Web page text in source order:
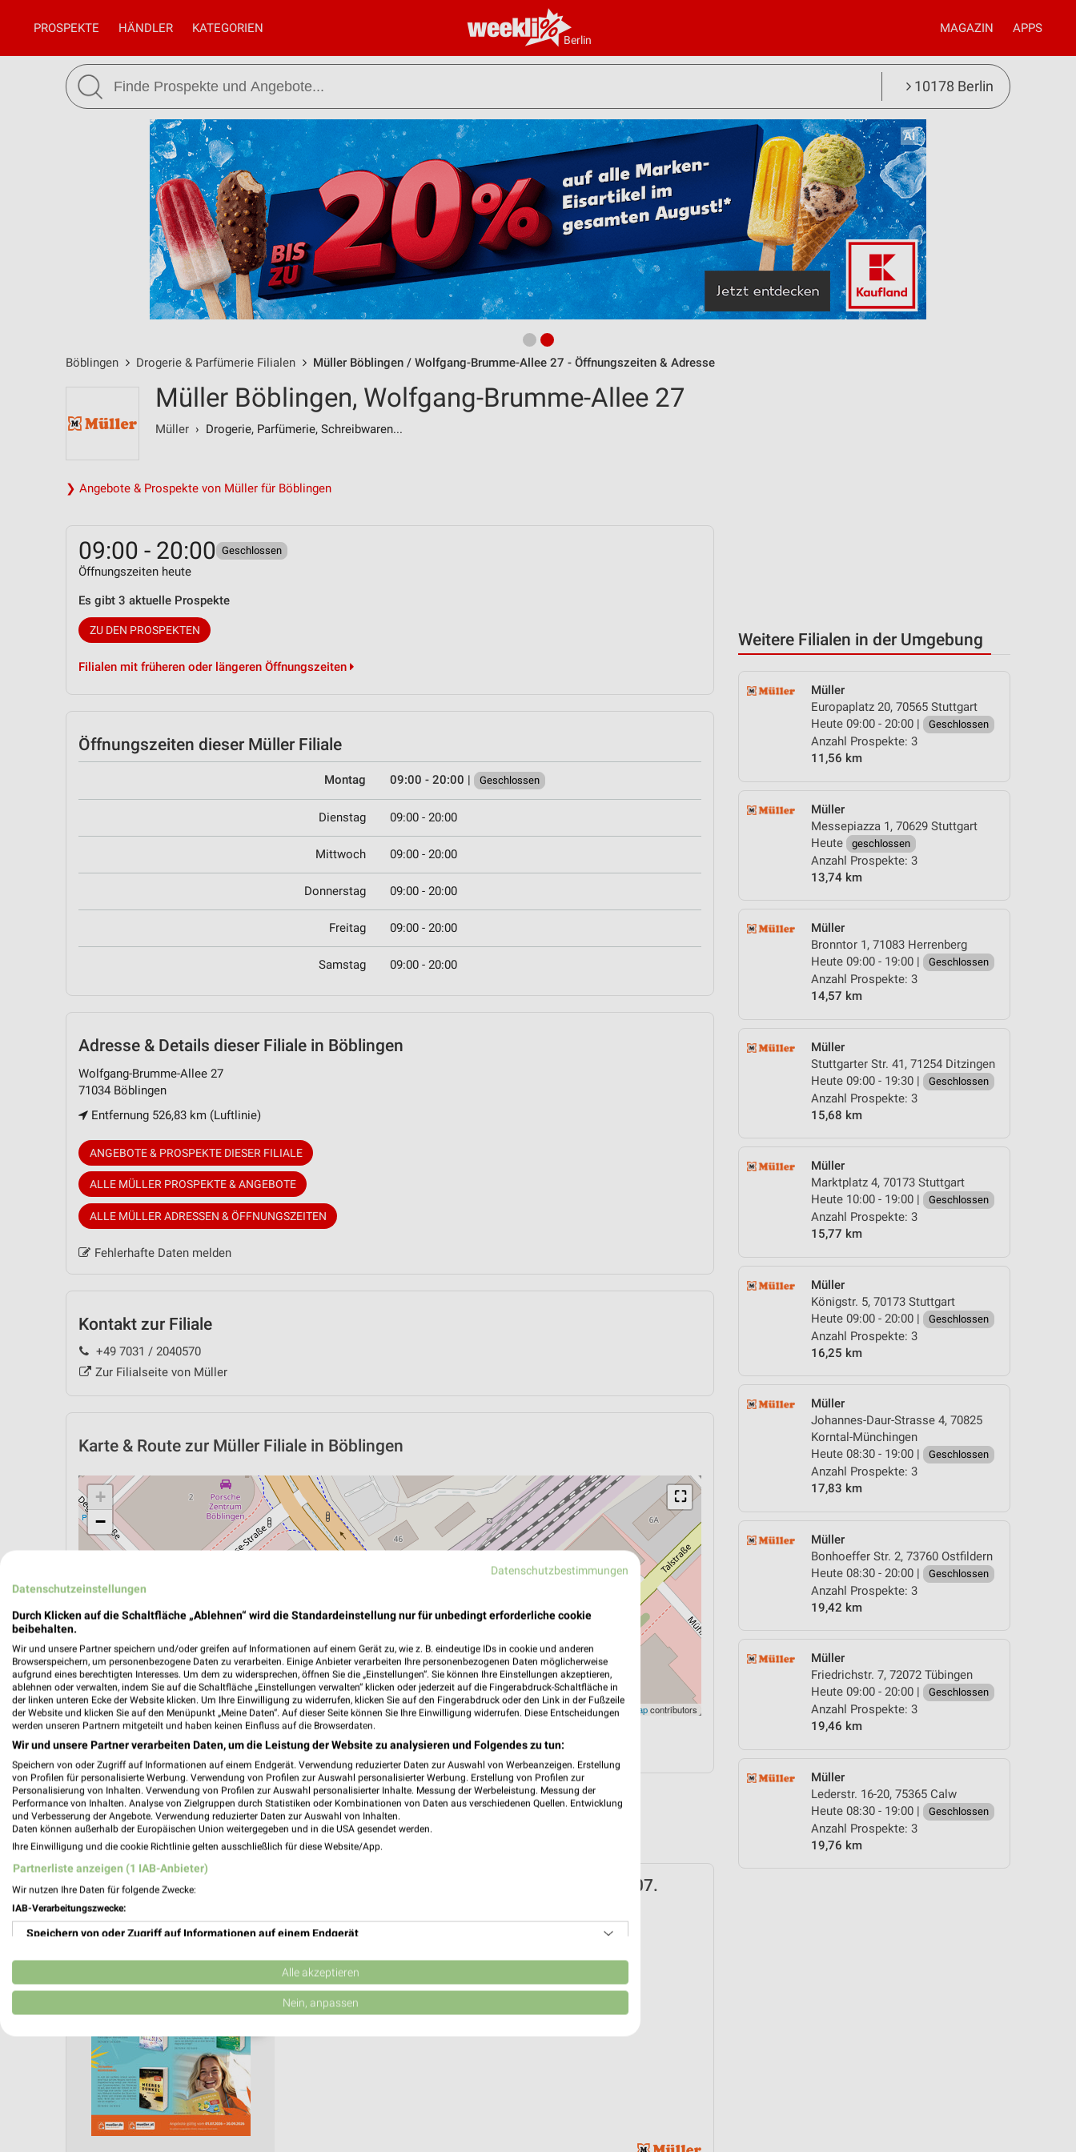
Berlin
PROSPEKTE HÄNDLER KATEGORIEN MAGAZIN APPS
10178 Berlin
Böblingen Drogerie & Parfümerie Filialen Müller Böblingen / Wolfgang-Brumme-Allee 27 - Öffnungszeiten & Adresse
Weitere Filialen in der Umgebung
Müller
Europaplatz 20, 70565 Stuttgart
Heute 09:00 - 20:00 |
Geschlossen
Anzahl Prospekte: 3
11,56 km
Müller
Messepiazza 1, 70629 Stuttgart
Heute
geschlossen
Anzahl Prospekte: 3
13,74 km
Müller
Bronntor 1, 71083 Herrenberg
Heute 09:00 - 19:00 |
Geschlossen
Anzahl Prospekte: 3
14,57 km
Müller
Stuttgarter Str. 41, 71254 Ditzingen
Heute 09:00 - 19:30 |
Geschlossen
Anzahl Prospekte: 3
15,68 km
Müller
Marktplatz 4, 70173 Stuttgart
Heute 10:00 - 19:00 |
Geschlossen
Anzahl Prospekte: 3
15,77 km
Müller
Königstr. 5, 70173 Stuttgart
Heute 09:00 - 20:00 |
Geschlossen
Anzahl Prospekte: 3
16,25 km
Müller
Johannes-Daur-Strasse 4, 70825
Korntal-Münchingen
Heute 08:30 - 19:00 |
Geschlossen
Anzahl Prospekte: 3
17,83 km
Müller
Bonhoeffer Str. 2, 73760 Ostfildern
Heute 08:30 - 20:00 |
Geschlossen
Anzahl Prospekte: 3
19,42 km
Müller
Friedrichstr. 7, 72072 Tübingen
Heute 09:00 - 20:00 |
Geschlossen
Anzahl Prospekte: 3
19,46 km
Müller
Lederstr. 16-20, 75365 Calw
Heute 08:30 - 19:00 |
Geschlossen
Anzahl Prospekte: 3
19,76 km
Müller Böblingen, Wolfgang-Brumme-Allee 27
Müller › Drogerie, Parfümerie, Schreibwaren...
❯ Angebote & Prospekte von Müller für Böblingen
09:00 - 20:00 Geschlossen
Öffnungszeiten heute
Es gibt 3 aktuelle Prospekte
ZU DEN PROSPEKTEN
Filialen mit früheren oder längeren Öffnungszeiten
Öffnungszeiten dieser Müller Filiale
Montag 09:00 - 20:00 | Geschlossen
Dienstag 09:00 - 20:00
Mittwoch 09:00 - 20:00
Donnerstag 09:00 - 20:00
Freitag 09:00 - 20:00
Samstag 09:00 - 20:00
Adresse & Details dieser Filiale in Böblingen
Wolfgang-Brumme-Allee 27
71034 Böblingen
Entfernung 526,83 km (Luftlinie)
ANGEBOTE & PROSPEKTE DIESER FILIALE
ALLE MÜLLER PROSPEKTE & ANGEBOTE
ALLE MÜLLER ADRESSEN & ÖFFNUNGSZEITEN
Fehlerhafte Daten melden
Kontakt zur Filiale
+49 7031 / 2040570
Zur Filialseite von Müller
Karte & Route zur Müller Filiale in Böblingen
⛶
+
−
Leaflet|©OpenStreetMapcontributors
ÖPNV ANZEIGEN LADESÄULEN ANZEIGEN NAVIGATION MIT GOOGLE/IOS MAPS
Aktuelle Angebote in dieser Filiale
Anzahl Prospekte: 3
Letztes Prospektupdate: vor 8 Tagen
❯
Müller Prospekt für Böblingen ab Mi. den 01.07.
Gültig von 01. Jul. bis 30. Sep.
📅 Kalendereintrag erstellen
PROSPEKT BLÄTTERN
Datenschutzbestimmungen
Datenschutzeinstellungen
Durch Klicken auf die Schaltfläche „Ablehnen“ wird die Standardeinstellung nur für unbedingt erforderliche cookie
beibehalten.
Wir und unsere Partner speichern und/oder greifen auf Informationen auf einem Gerät zu, wie z. B. eindeutige IDs in cookie und anderen
Browserspeichern, um personenbezogene Daten zu verarbeiten. Einige Anbieter verarbeiten Ihre personenbezogenen Daten möglicherweise
aufgrund eines berechtigten Interesses. Um dem zu widersprechen, öffnen Sie die „Einstellungen“. Sie können Ihre Einstellungen akzeptieren,
ablehnen oder verwalten, indem Sie auf die Schaltfläche „Einstellungen verwalten“ klicken oder jederzeit auf die Fingerabdruck-Schaltfläche in
der linken unteren Ecke der Website klicken. Um Ihre Einwilligung zu widerrufen, klicken Sie auf den Fingerabdruck oder den Link in der Fußzeile
der Website und klicken Sie auf den Menüpunkt „Meine Daten“. Auf dieser Seite können Sie Ihre Einwilligung widerrufen. Diese Entscheidungen
werden unseren Partnern mitgeteilt und haben keinen Einfluss auf die Browserdaten.
Wir und unsere Partner verarbeiten Daten, um die Leistung der Website zu analysieren und Folgendes zu tun:
Speichern von oder Zugriff auf Informationen auf einem Endgerät. Verwendung reduzierter Daten zur Auswahl von Werbeanzeigen. Erstellung
von Profilen für personalisierte Werbung. Verwendung von Profilen zur Auswahl personalisierter Werbung. Erstellung von Profilen zur
Personalisierung von Inhalten. Verwendung von Profilen zur Auswahl personalisierter Inhalte. Messung der Werbeleistung. Messung der
Performance von Inhalten. Analyse von Zielgruppen durch Statistiken oder Kombinationen von Daten aus verschiedenen Quellen. Entwicklung
und Verbesserung der Angebote. Verwendung reduzierter Daten zur Auswahl von Inhalten.
Daten können außerhalb der Europäischen Union weitergegeben und in die USA gesendet werden.
Ihre Einwilligung und die cookie Richtlinie gelten ausschließlich für diese Website/App.
Partnerliste anzeigen (1 IAB-Anbieter)
Wir nutzen Ihre Daten für folgende Zwecke:
IAB-Verarbeitungszwecke:
Speichern von oder Zugriff auf Informationen auf einem Endgerät
Verwendung reduzierter Daten zur Auswahl von Werbeanzeigen
Erstellung von Profilen für personalisierte Werbung
Erstellung von Profilen zur Personalisierung von Inhalten
Verwendung von Profilen zur Auswahl personalisierter Inhalte
Messung der Werbeleistung
Alle akzeptieren
Nein, anpassen